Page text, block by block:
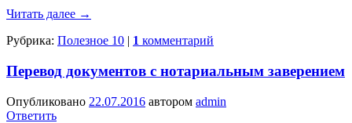
Читать далее →
Рубрика: Полезное 10 | 1 комментарий
Перевод документов с нотариальным заверением
Опубликовано 22.07.2016 автором admin
Ответить